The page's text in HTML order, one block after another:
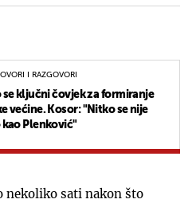
I RAZGOVORI
se ključni čovjek za formiranje
većine. Kosor: "Nitko se nije
Plenković"
nekoliko sati nakon što